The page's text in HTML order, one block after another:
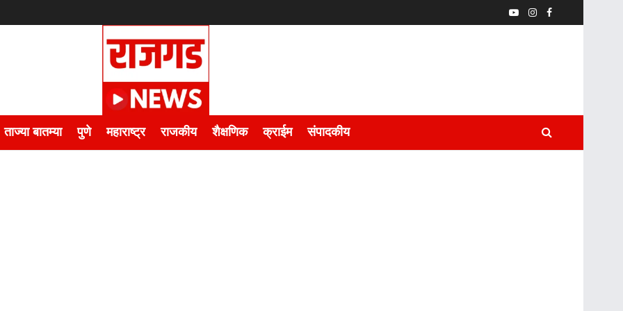
ताज्या बातम्या पुणे महाराष्ट्र राजकीय शैक्षणिक क्राईम संपादकीय